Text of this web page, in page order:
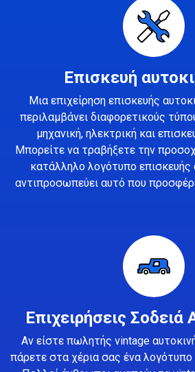
Επισκευή
Μια επιχείρηση επισκευής
περιλαμβάνει διαφορετικούς
μηχανική, ηλεκτρική και
Μπορείτε να τραβήξετε την
κατάλληλο λογότυπο επισκευής
αντιπροσωπεύει αυτό που
Επιχειρήσεις Σοδειά
Αν είστε πωλητής vintage
πάρετε στα χέρια σας ένα λογότυπο